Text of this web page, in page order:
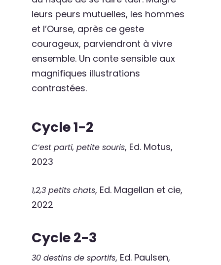
leurs peurs mutuelles, les hommes
et l’Ourse, après ce geste
courageux, parviendront à vivre
ensemble. Un conte sensible aux
magnifiques illustrations
contrastées.
Cycle 1-2
C’est parti, petite souris, Ed. Motus,
2023
1,2,3 petits chats, Ed. Magellan et cie,
2022
Cycle 2-3
30 destins de sportifs, Ed. Paulsen,